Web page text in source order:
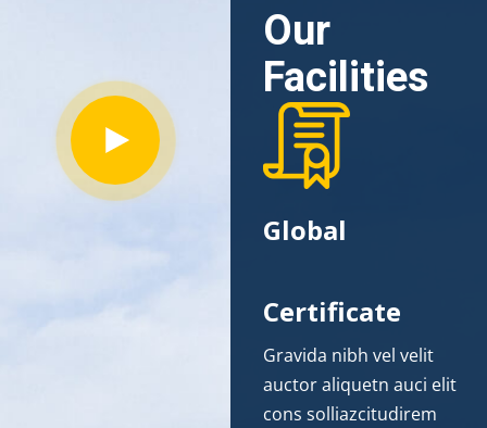
Our
Facilities
Global
Certificate
Gravida nibh vel velit
auctor aliquetn auci elit
cons solliazcitudirem